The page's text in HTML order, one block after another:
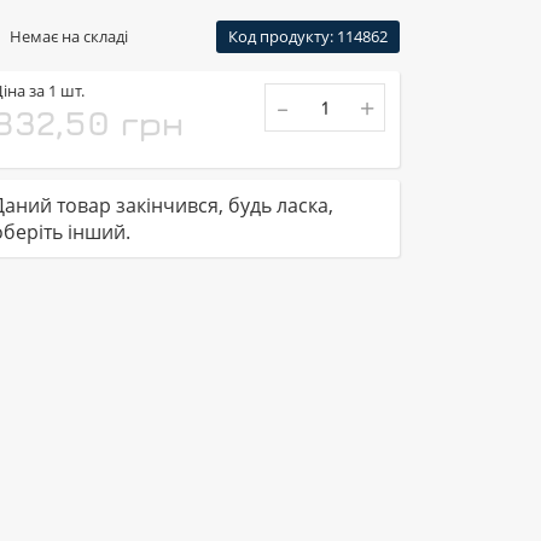
Немає на складі Код продукту: 114862
за 1 шт.
грн - +
товар закінчився, будь ласка,
інший.